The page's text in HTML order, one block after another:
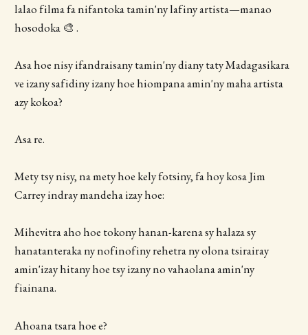
lalao filma fa nifantoka tamin'ny lafiny artista—manao
hosodoka 🎨 .
Asa hoe nisy ifandraisany tamin'ny diany taty Madagasikara
ve izany safidiny izany hoe hiompana amin'ny maha artista
azy kokoa?
Asa re.
Mety tsy nisy, na mety hoe kely fotsiny, fa hoy kosa Jim
Carrey indray mandeha izay hoe:
Mihevitra aho hoe tokony hanan-karena sy halaza sy
hanatanteraka ny nofinofiny rehetra ny olona tsirairay
amin'izay hitany hoe tsy izany no vahaolana amin'ny
fiainana.
Ahoana tsara hoe e?